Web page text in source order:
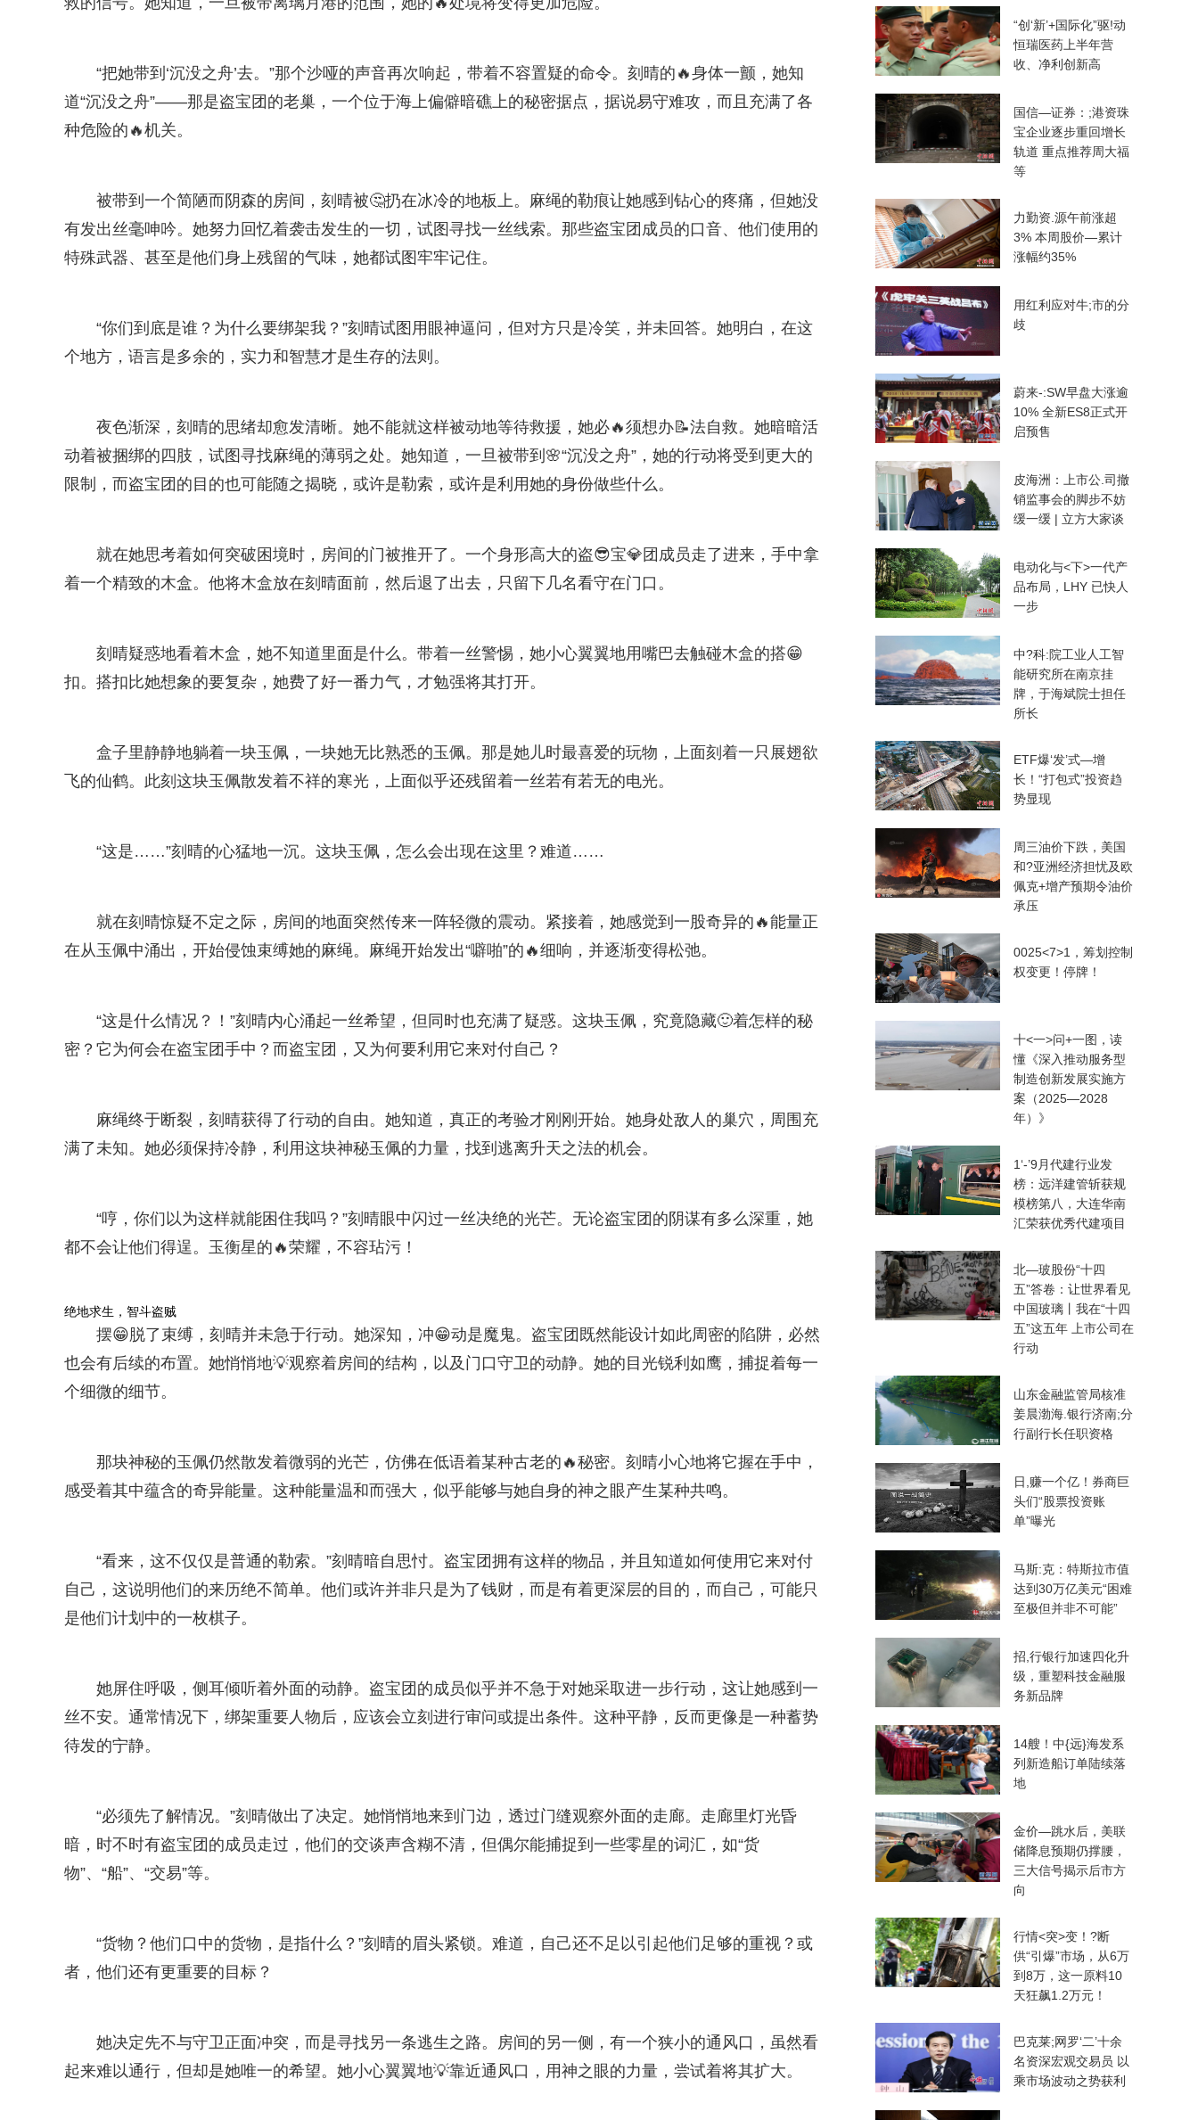
“把她带到‘沉没之舟’去。”那个沙哑的声音再次响起，带着不容置疑的命令。刻晴的🔥身体一颤，她知
道“沉没之舟”——那是盗宝团的老巢，一个位于海上偏僻暗礁上的秘密据点，据说易守难攻，而且充满了各
种危险的🔥机关。
被带到一个简陋而阴森的房间，刻晴被🤔扔在冰冷的地板上。麻绳的勒痕让她感到钻心的疼痛，但她没
有发出丝毫呻吟。她努力回忆着袭击发生的一切，试图寻找一丝线索。那些盗宝团成员的口音、他们使用的
特殊武器、甚至是他们身上残留的气味，她都试图牢牢记住。
“你们到底是谁？为什么要绑架我？”刻晴试图用眼神逼问，但对方只是冷笑，并未回答。她明白，在这
个地方，语言是多余的，实力和智慧才是生存的法则。
夜色渐深，刻晴的思绪却愈发清晰。她不能就这样被动地等待救援，她必🔥须想办📝法自救。她暗暗活
动着被捆绑的四肢，试图寻找麻绳的薄弱之处。她知道，一旦被带到🌸“沉没之舟”，她的行动将受到更大的
限制，而盗宝团的目的也可能随之揭晓，或许是勒索，或许是利用她的身份做些什么。
就在她思考着如何突破困境时，房间的门被推开了。一个身形高大的盗😎宝💎团成员走了进来，手中拿
着一个精致的木盒。他将木盒放在刻晴面前，然后退了出去，只留下几名看守在门口。
刻晴疑惑地看着木盒，她不知道里面是什么。带着一丝警惕，她小心翼翼地用嘴巴去触碰木盒的搭😁
扣。搭扣比她想象的要复杂，她费了好一番力气，才勉强将其打开。
盒子里静静地躺着一块玉佩，一块她无比熟悉的玉佩。那是她儿时最喜爱的玩物，上面刻着一只展翅欲
飞的仙鹤。此刻这块玉佩散发着不祥的寒光，上面似乎还残留着一丝若有若无的电光。
“这是……”刻晴的心猛地一沉。这块玉佩，怎么会出现在这里？难道……
就在刻晴惊疑不定之际，房间的地面突然传来一阵轻微的震动。紧接着，她感觉到一股奇异的🔥能量正
在从玉佩中涌出，开始侵蚀束缚她的麻绳。麻绳开始发出“噼啪”的🔥细响，并逐渐变得松弛。
“这是什么情况？！”刻晴内心涌起一丝希望，但同时也充满了疑惑。这块玉佩，究竟隐藏🙂着怎样的秘
密？它为何会在盗宝团手中？而盗宝团，又为何要利用它来对付自己？
麻绳终于断裂，刻晴获得了行动的自由。她知道，真正的考验才刚刚开始。她身处敌人的巢穴，周围充
满了未知。她必须保持冷静，利用这块神秘玉佩的力量，找到逃离升天之法的机会。
“哼，你们以为这样就能困住我吗？”刻晴眼中闪过一丝决绝的光芒。无论盗宝团的阴谋有多么深重，她
都不会让他们得逞。玉衡星的🔥荣耀，不容玷污！
绝地求生，智斗盗贼
摆😁脱了束缚，刻晴并未急于行动。她深知，冲😁动是魔鬼。盗宝团既然能设计如此周密的陷阱，必然
也会有后续的布置。她悄悄地💡观察着房间的结构，以及门口守卫的动静。她的目光锐利如鹰，捕捉着每一
个细微的细节。
那块神秘的玉佩仍然散发着微弱的光芒，仿佛在低语着某种古老的🔥秘密。刻晴小心地将它握在手中，
感受着其中蕴含的奇异能量。这种能量温和而强大，似乎能够与她自身的神之眼产生某种共鸣。
“看来，这不仅仅是普通的勒索。”刻晴暗自思忖。盗宝团拥有这样的物品，并且知道如何使用它来对付
自己，这说明他们的来历绝不简单。他们或许并非只是为了钱财，而是有着更深层的目的，而自己，可能只
是他们计划中的一枚棋子。
她屏住呼吸，侧耳倾听着外面的动静。盗宝团的成员似乎并不急于对她采取进一步行动，这让她感到一
丝不安。通常情况下，绑架重要人物后，应该会立刻进行审问或提出条件。这种平静，反而更像是一种蓄势
待发的宁静。
“必须先了解情况。”刻晴做出了决定。她悄悄地来到门边，透过门缝观察外面的走廊。走廊里灯光昏
暗，时不时有盗宝团的成员走过，他们的交谈声含糊不清，但偶尔能捕捉到一些零星的词汇，如“货
物”、“船”、“交易”等。
“货物？他们口中的货物，是指什么？”刻晴的眉头紧锁。难道，自己还不足以引起他们足够的重视？或
者，他们还有更重要的目标？
她决定先不与守卫正面冲突，而是寻找另一条逃生之路。房间的另一侧，有一个狭小的通风口，虽然看
起来难以通行，但却是她唯一的希望。她小心翼翼地💡靠近通风口，用神之眼的力量，尝试着将其扩大。
“创‘新’+国际化”驱!动
恒瑞医药上半年营
收、净利创新高
国信—证券：;港资珠
宝企业逐步重回增长
轨道 重点推荐周大福
等
力勤资.源午前涨超
3% 本周股价—累计
涨幅约35%
用红利应对牛;市的分
歧
蔚来-:SW早盘大涨逾
10% 全新ES8正式开
启预售
皮海洲：上市公.司撤
销监事会的脚步不妨
缓一缓 | 立方大家谈
电动化与<下>一代产
品布局，LHY 已快人
一步
中?科:院工业人工智
能研究所在南京挂
牌，于海斌院士担任
所长
ETF爆‘发’式—增
长！“打包式”投资趋
势显现
周三油价下跌，美国
和?亚洲经济担忧及欧
佩克+增产预期令油价
承压
0025<7>1，筹划控制
权变更！停牌！
十<一>问+一图，读
懂《深入推动服务型
制造创新发展实施方
案（2025—2028
年）》
1‘-’9月代建行业发
榜：远洋建管斩获规
模榜第八，大连华南
汇荣获优秀代建项目
北—玻股份“十四
五”答卷：让世界看见
中国玻璃丨我在“十四
五”这五年 上市公司在
行动
山东金融监管局核准
姜晨渤海.银行济南;分
行副行长任职资格
日,赚一个亿！券商巨
头们“股票投资账
单”曝光
马斯:克：特斯拉市值
达到30万亿美元“困难
至极但并非不可能”
招,行银行加速四化升
级，重塑科技金融服
务新品牌
14艘！中{远}海发系
列新造船订单陆续落
地
金价—跳水后，美联
储降息预期仍撑腰，
三大信号揭示后市方
向
行情<突>变！?断
供“引爆”市场，从6万
到8万，这一原料10
天狂飙1.2万元！
巴克莱;网罗‘二’十余
名资深宏观交易员 以
乘市场波动之势获利